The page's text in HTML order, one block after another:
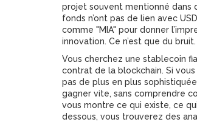
projet souvent mentionné dans
fonds n’ont pas de lien avec
comme "MIA" pour donner
innovation. Ce n’est que du
Vous cherchez une stablecoin
contrat de la blockchain. Si
pas de plus en plus
gagner vite, sans comprendre
vous montre ce qui existe, ce
dessous, vous trouverez des